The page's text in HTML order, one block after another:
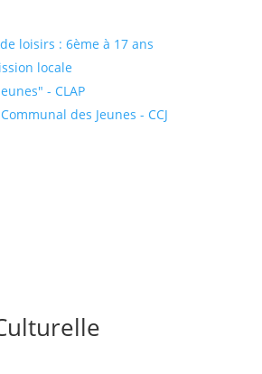
loisirs : 6ème à 17 ans
locale
- CLAP
des Jeunes - CCJ